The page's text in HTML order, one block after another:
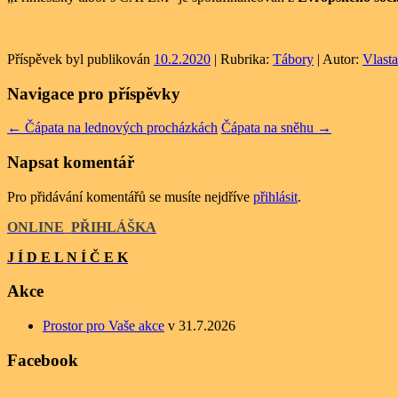
Příspěvek byl publikován 10.2.2020 | Rubrika: Tábory | Autor: Vlasta
Navigace pro příspěvky
← Čápata na lednových procházkách Čápata na sněhu →
Napsat komentář
Pro přidávání komentářů se musíte nejdříve přihlásit.
ONLINE PŘIHLÁŠKA
J Í D E L N Í Č E K
Akce
Prostor pro Vaše akce v 31.7.2026
Facebook